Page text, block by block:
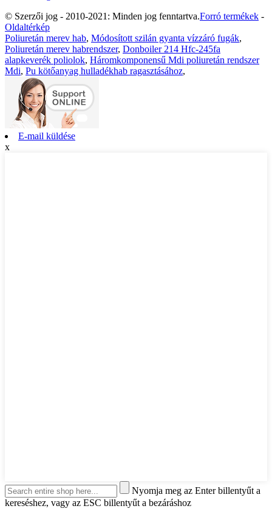
© Szerzői jog - 2010-2021: Minden jog fenntartva.Forró termékek -
Oldaltérkép
Poliuretán merev hab, Módosított szilán gyanta vízzáró fugák,
Poliuretán merev habrendszer, Donboiler 214 Hfc-245fa
alapkeverék poliolok, Háromkomponensű Mdi poliuretán rendszer
Mdi, Pu kötőanyag hulladékhab ragasztásához,
E-mail küldése
x
Nyomja meg az Enter billentyűt a
kereséshez, vagy az ESC billentyűt a bezáráshoz